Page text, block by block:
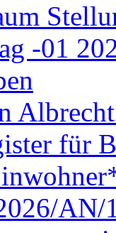
-01
für
AN/